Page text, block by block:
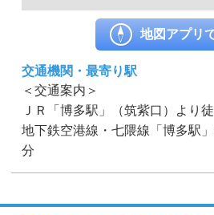
地図アプリ
交通機関・最寄り駅
＜交通案内＞
ＪＲ「博多駅」（筑紫口）より
地下鉄空港線・七隈線「博多駅
分